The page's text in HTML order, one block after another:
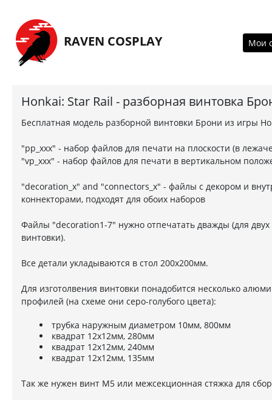
Перейти на главную страницу
RAVEN COSPLAY
Мои
Honkai: Star Rail - разборная винтовка
Бесплатная модель разборной винтовки Брони из игры
"pp_xxx" - набор файлов для печати на плоскости (в
"vp_xxx" - набор файлов для печати в вертикальном
"decoration_x" and "connectors_x" - файлы с декором и
коннекторами, подходят для обоих наборов
Файлы "decoration1-7" нужно отпечатать дважды (для двух
винтовки).
Все детали укладываются в стол 200х200мм.
Для изготолвения винтовки понадобится несколько
профилей (на схеме они серо-голубого цвета):
трубка наружным диаметром 10мм, 800мм
квадрат 12х12мм, 280мм
квадрат 12х12мм, 240мм
квадрат 12х12мм, 135мм
Так же нужен винт М5 или межсекционная стяжка для